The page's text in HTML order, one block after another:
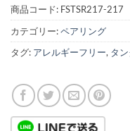
商品コード: FSTSR217-217
カテゴリー:ペアリング
タグ: アレルギーフリー, タ